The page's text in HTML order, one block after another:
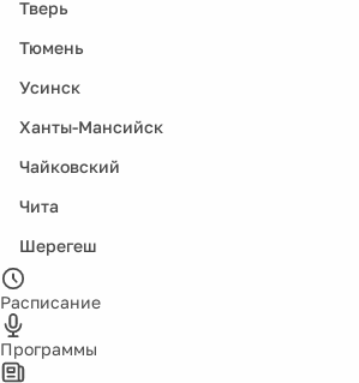
Тверь
Тюмень
Усинск
Ханты-Мансийск
Чайковский
Чита
Шерегеш
Расписание
Программы